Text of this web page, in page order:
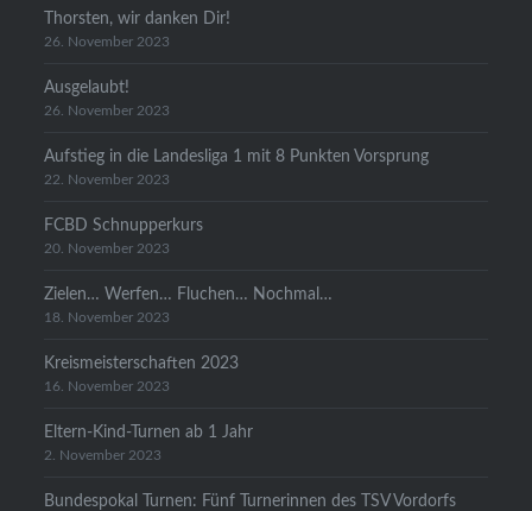
Thorsten, wir danken Dir!
26. November 2023
Ausgelaubt!
26. November 2023
Aufstieg in die Landesliga 1 mit 8 Punkten Vorsprung
22. November 2023
FCBD Schnupperkurs
20. November 2023
Zielen… Werfen… Fluchen… Nochmal…
18. November 2023
Kreismeisterschaften 2023
16. November 2023
Eltern-Kind-Turnen ab 1 Jahr
2. November 2023
Bundespokal Turnen: Fünf Turnerinnen des TSV Vordorfs